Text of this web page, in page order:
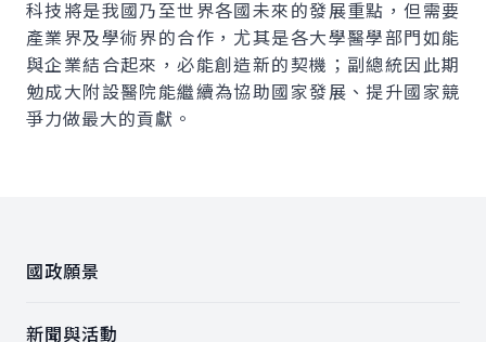
科技將是我國乃至世界各國未來的發展重點，但需要
產業界及學術界的合作，尤其是各大學醫學部門如能
與企業結合起來，必能創造新的契機；副總統因此期
勉成大附設醫院能繼續為協助國家發展、提升國家競
爭力做最大的貢獻。
國政願景
新聞與活動